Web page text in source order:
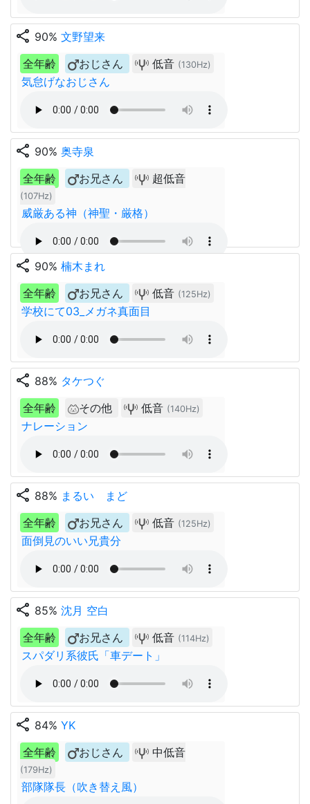
share 90% 文野望来
全年齢
おじさん 低音 (130Hz)
気怠げなおじさん
share 90% 奥寺泉
全年齢
お兄さん 超低音
(107Hz)
威厳ある神（神聖・厳格）
share 90% 楠木まれ
全年齢
お兄さん 低音 (125Hz)
学校にて03_メガネ真面目
share 88% タケつぐ
全年齢
その他 低音 (140Hz)
ナレーション
share 88% まるい まど
全年齢
お兄さん 低音 (125Hz)
面倒見のいい兄貴分
share 85% 沈月 空白
全年齢
お兄さん 低音 (114Hz)
スパダリ系彼氏「車デート」
share 84% YK
全年齢
おじさん 中低音
(179Hz)
部隊隊長（吹き替え風）